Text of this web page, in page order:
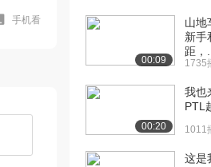
手机看
00:09
山地
新手
距，...
1735
00:20
我也
PTL
1011
这是